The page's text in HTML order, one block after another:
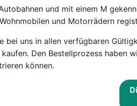
und mit einem M
und Motorrädern
bei uns in allen verfügbaren
Den Bestellprozess haben
können.